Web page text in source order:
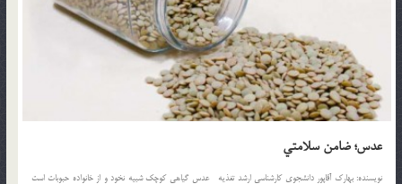
عدس؛ ضامن سلامتي
نويسنده: بهارک آقاپور دانشجوي کارشناسي ارشد تغذيه عدس گياهي کوچک شبيه نخود و از خانواده حبوبات است